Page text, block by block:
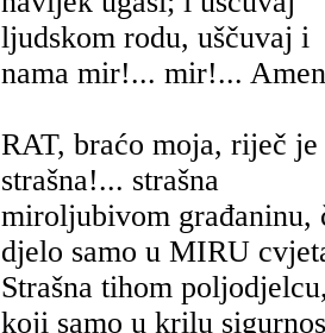
ljudskom rodu, uščuvaj i
nama mir!... mir!...
RAT, braćo moja, riječ je
strašna!... strašna
miroljubivom građaninu,
djelo samo u MIRU
Strašna tihom
koji samo u krilu